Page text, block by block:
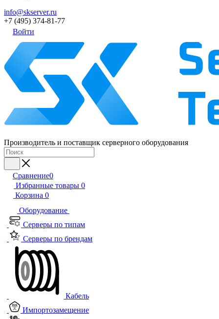
info@skserver.ru
+7 (495) 374-81-77
Войти
Производитель и поставщик серверного оборудования
Сравнение0
Избранные товары 0
Корзина 0
Оборудование
Серверы по типам
Серверы по брендам
Кабель
Импортозамещение